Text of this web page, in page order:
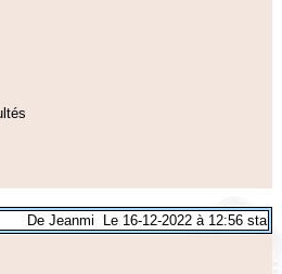
De Jeanmi Le 16-12-2022 à 12:56 sta